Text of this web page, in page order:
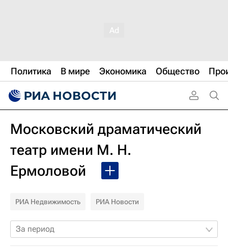
Политика В мире Экономика Общество
Московский драматический
театр имени М. Н.
Ермоловой
РИА Недвижимость РИА Новости
За период